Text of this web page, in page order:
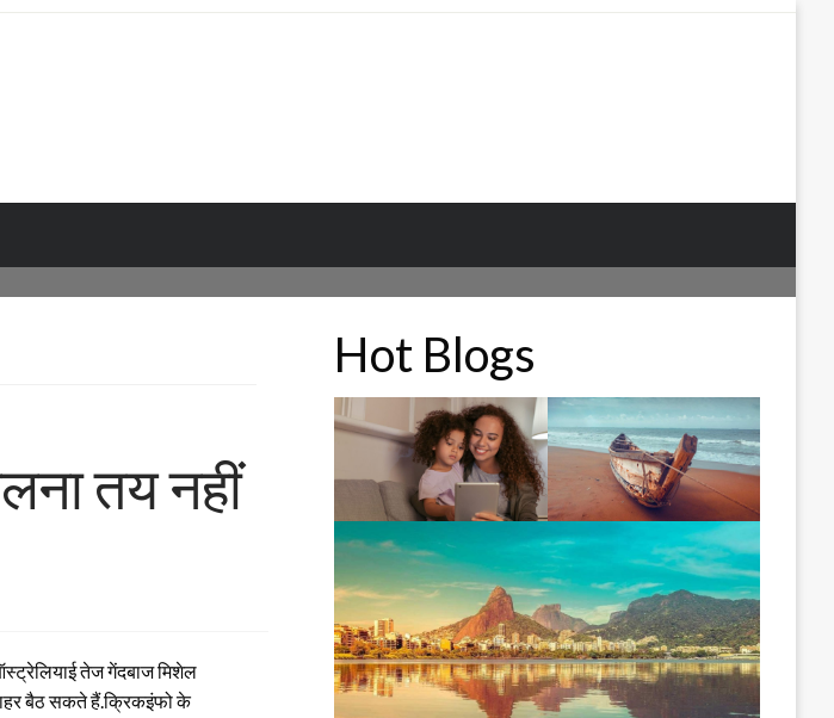
तय नहीं
तेज गेंदबाज मिशेल
बैठ सकते हैं.क्रिकइंफो के
Hot Blogs